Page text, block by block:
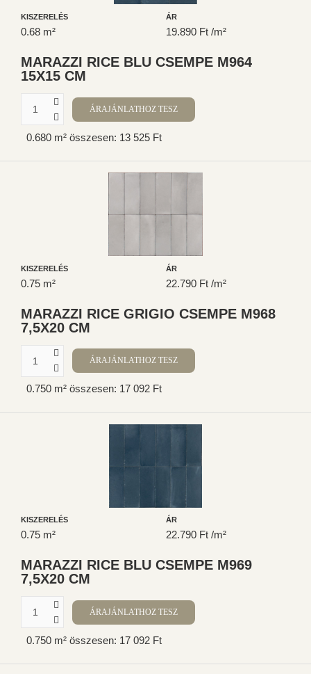
KISZERELÉS
0.68 m²
ÁR
19.890 Ft /m²
MARAZZI RICE BLU CSEMPE M964
15X15 CM
0.680 m² összesen: 13 525 Ft
KISZERELÉS
0.75 m²
ÁR
22.790 Ft /m²
MARAZZI RICE GRIGIO CSEMPE M968
7,5X20 CM
0.750 m² összesen: 17 092 Ft
KISZERELÉS
0.75 m²
ÁR
22.790 Ft /m²
MARAZZI RICE BLU CSEMPE M969
7,5X20 CM
0.750 m² összesen: 17 092 Ft